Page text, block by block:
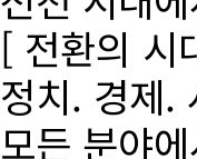
[ 전환의 시
정치. 경제.
모든 분야에